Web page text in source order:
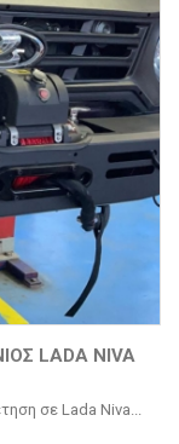
LADA NIVA
σε Lada Niva...